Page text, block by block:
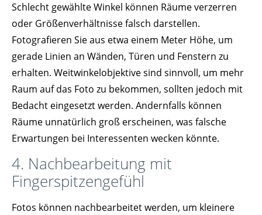
Schlecht gewählte Winkel können Räume verzerren
oder Größenverhältnisse falsch darstellen.
Fotografieren Sie aus etwa einem Meter Höhe, um
gerade Linien an Wänden, Türen und Fenstern zu
erhalten. Weitwinkelobjektive sind sinnvoll, um mehr
Raum auf das Foto zu bekommen, sollten jedoch mit
Bedacht eingesetzt werden. Andernfalls können
Räume unnatürlich groß erscheinen, was falsche
Erwartungen bei Interessenten wecken könnte.
4. Nachbearbeitung mit
Fingerspitzengefühl
Fotos können nachbearbeitet werden, um kleinere